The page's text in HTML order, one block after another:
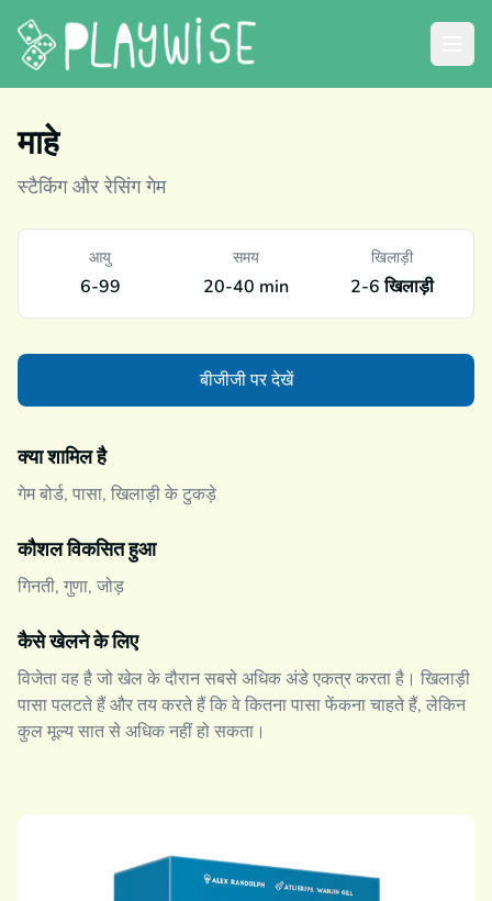
माहे
स्टैकिंग और रेसिंग गेम
आयु
6-99
समय
20-40 min
खिलाड़ी
2-6 खिलाड़ी
बीजीजी पर देखें
क्या शामिल है
गेम बोर्ड, पासा, खिलाड़ी के टुकड़े
कौशल विकसित हुआ
गिनती, गुणा, जोड़
कैसे खेलने के लिए
विजेता वह है जो खेल के दौरान सबसे अधिक अंडे एकत्र करता है। खिलाड़ी
पासा पलटते हैं और तय करते हैं कि वे कितना पासा फेंकना चाहते हैं, लेकिन
कुल मूल्य सात से अधिक नहीं हो सकता।